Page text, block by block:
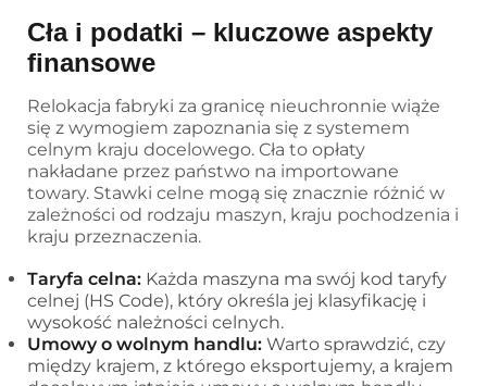
Cła i podatki – kluczowe aspekty
finansowe
Relokacja fabryki za granicę nieuchronnie wiąże
się z wymogiem zapoznania się z systemem
celnym kraju docelowego. Cła to opłaty
nakładane przez państwo na importowane
towary. Stawki celne mogą się znacznie różnić w
zależności od rodzaju maszyn, kraju pochodzenia i
kraju przeznaczenia.
Taryfa celna: Każda maszyna ma swój kod taryfy
celnej (HS Code), który określa jej klasyfikację i
wysokość należności celnych.
Umowy o wolnym handlu: Warto sprawdzić, czy
między krajem, z którego eksportujemy, a krajem